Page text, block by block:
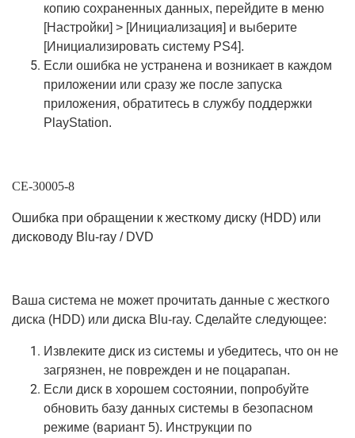
копию сохраненных данных, перейдите в меню
[Настройки] > [Инициализация] и выберите
[Инициализировать систему PS4].
Если ошибка не устранена и возникает в каждом
приложении или сразу же после запуска
приложения, обратитесь в службу поддержки
PlayStation.
CE-30005-8
Ошибка при обращении к жесткому диску (HDD) или
дисководу Blu-ray / DVD
Ваша система не может прочитать данные с жесткого
диска (HDD) или диска Blu-ray. Сделайте следующее:
Извлеките диск из системы и убедитесь, что он не
загрязнен, не поврежден и не поцарапан.
Если диск в хорошем состоянии, попробуйте
обновить базу данных системы в безопасном
режиме (вариант 5). Инструкции по